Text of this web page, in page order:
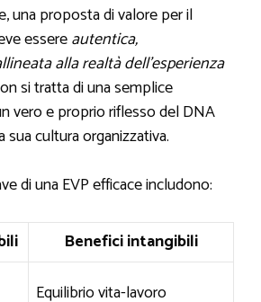
una proposta di valore per il
essereautentica,
alla realtà dell’esperienza
si tratta di una semplice
vero e proprio riflesso del DNA
sua cultura organizzativa.
di una EVP efficace includono:
Benefici intangibili
Equilibrio vita-lavoro